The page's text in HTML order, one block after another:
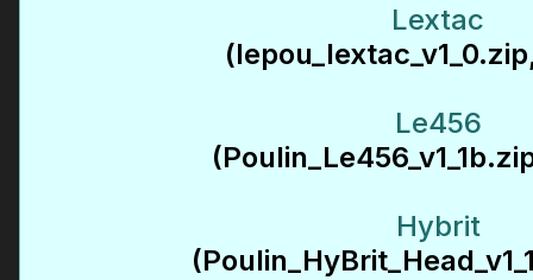
Lextac
Le456
Hybrit